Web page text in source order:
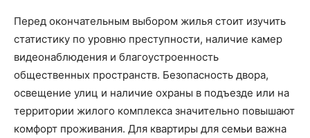
Перед окончательным выбором жилья стоит изучить
статистику по уровню преступности, наличие камер
видеонаблюдения и благоустроенность
общественных пространств. Безопасность двора,
освещение улиц и наличие охраны в подъезде или на
территории жилого комплекса значительно повышают
комфорт проживания. Для квартиры для семьи важна